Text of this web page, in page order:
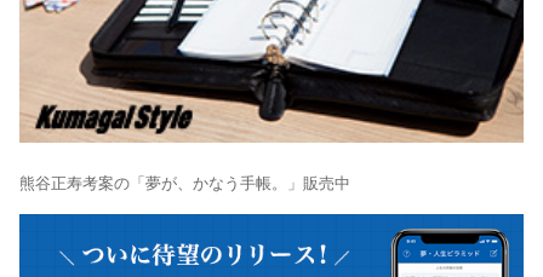
熊谷正寿考案の「夢が、かなう手帳。」販売中